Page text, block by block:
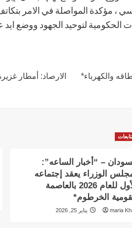
، مؤكدة المواصلة في الامر
الحكومية لتوحيد الجهود ووضع ايد
والكهرباء*
الارصاد: أمطار
– “أخبار الساعه”:
الوزراء يعقد إجتماعه
الأول للعام 2026 بالعاصمة
الخرطوم*
maria يناير 25, 2026